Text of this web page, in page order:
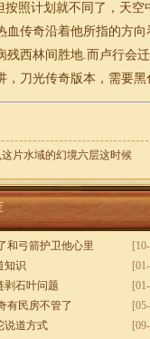
照计划就不同了，天
血传奇沿着他所指的方
残西林间胜地.而卢行会
，刀光传奇版本，需要
这片水域的幻境六层这时候
和弓箭护卫他心里
知识
剥石叶问题
有民房不管了
说道方式